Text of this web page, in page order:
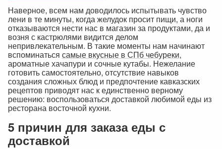
Наверное, всем нам доводилось испытывать чувство
лени в те минуты, когда желудок просит пищи, а ноги
отказываются нести нас в магазин за продуктами, да и
возня с кастрюлями видится делом
непривлекательным. В такие моменты нам начинают
вспоминаться самые вкусные в СПб чебуреки,
ароматные хачапури и сочные кутабы. Нежелание
готовить самостоятельно, отсутствие навыков
создания сложных блюд и предпочтение кавказских
рецептов приводят нас к единственно верному
решению: воспользоваться доставкой любимой еды из
ресторана восточной кухни.
5 причин для заказа еды с
доставкой